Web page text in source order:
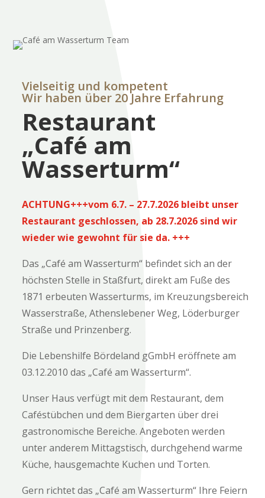
Vielseitig und kompetent
Wir haben über 20 Jahre Erfahrung
Restaurant
„Café am
Wasserturm“
ACHTUNG+++vom 6.7. – 27.7.2026 bleibt unser
Restaurant geschlossen, ab 28.7.2026 sind wir
wieder wie gewohnt für sie da. +++
Das „Café am Wasserturm“ befindet sich an der
höchsten Stelle in Staßfurt, direkt am Fuße des
1871 erbeuten Wasserturms, im Kreuzungsbereich
Wasserstraße, Athenslebener Weg, Löderburger
Straße und Prinzenberg.
Die Lebenshilfe Bördeland gGmbH eröffnete am
03.12.2010 das „Café am Wasserturm“.
Unser Haus verfügt mit dem Restaurant, dem
Caféstübchen und dem Biergarten über drei
gastronomische Bereiche. Angeboten werden
unter anderem Mittagstisch, durchgehend warme
Küche, hausgemachte Kuchen und Torten.
Gern richtet das „Café am Wasserturm“ Ihre Feiern